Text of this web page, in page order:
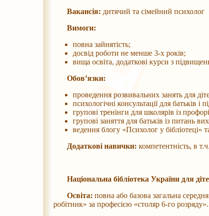
Вакансія: дитячий та сімейний психолог
Вимоги:
повна зайнятість;
досвід роботи не менше 3-х років;
вища освіта, додаткові курси з
Обов’язки:
проведення розвивальних занять для
психологічні консультації для батьків і
групові тренінги для школярів із
групові заняття для батьків із питань
ведення блогу «Психолог у бібліотеці»
Додаткові навички: компетентність, в
Національна бібліотека України для
Освіта: повна або базова загальна
робітник» за професією «столяр 6-го